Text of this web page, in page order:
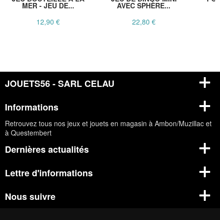
MER - JEU DE...
12,90 €
AVEC SPHÈRE...
22,80 €
JOUETS56 - SARL CELAU
Informations
Retrouvez tous nos jeux et jouets en magasin à Ambon/Muzillac et
à Questembert
Dernières actualités
Lettre d'informations
Nous suivre